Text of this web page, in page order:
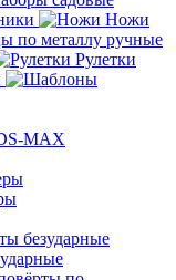
Ножи
по металлу ручные
Рулетки
MAX
безударные